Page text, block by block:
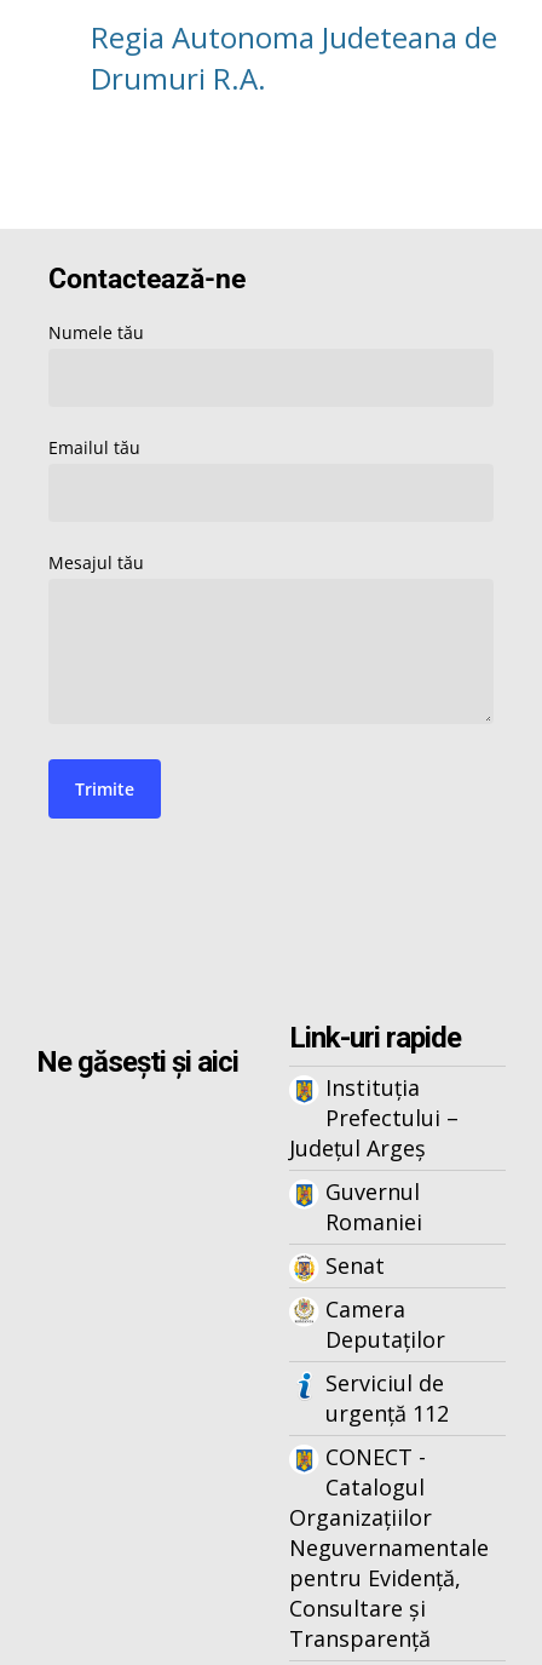
Regia Autonoma Judeteana de
Drumuri R.A.
Ne găsești și aici
Link-uri rapide
Instituția
Prefectului –
Județul Argeș
Guvernul
Romaniei
Senat
Camera
Deputaților
Serviciul de
urgență 112
CONECT -
Catalogul
Organizațiilor
Neguvernamentale
pentru Evidență,
Consultare și
Transparență